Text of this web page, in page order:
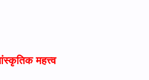
महत्त्व